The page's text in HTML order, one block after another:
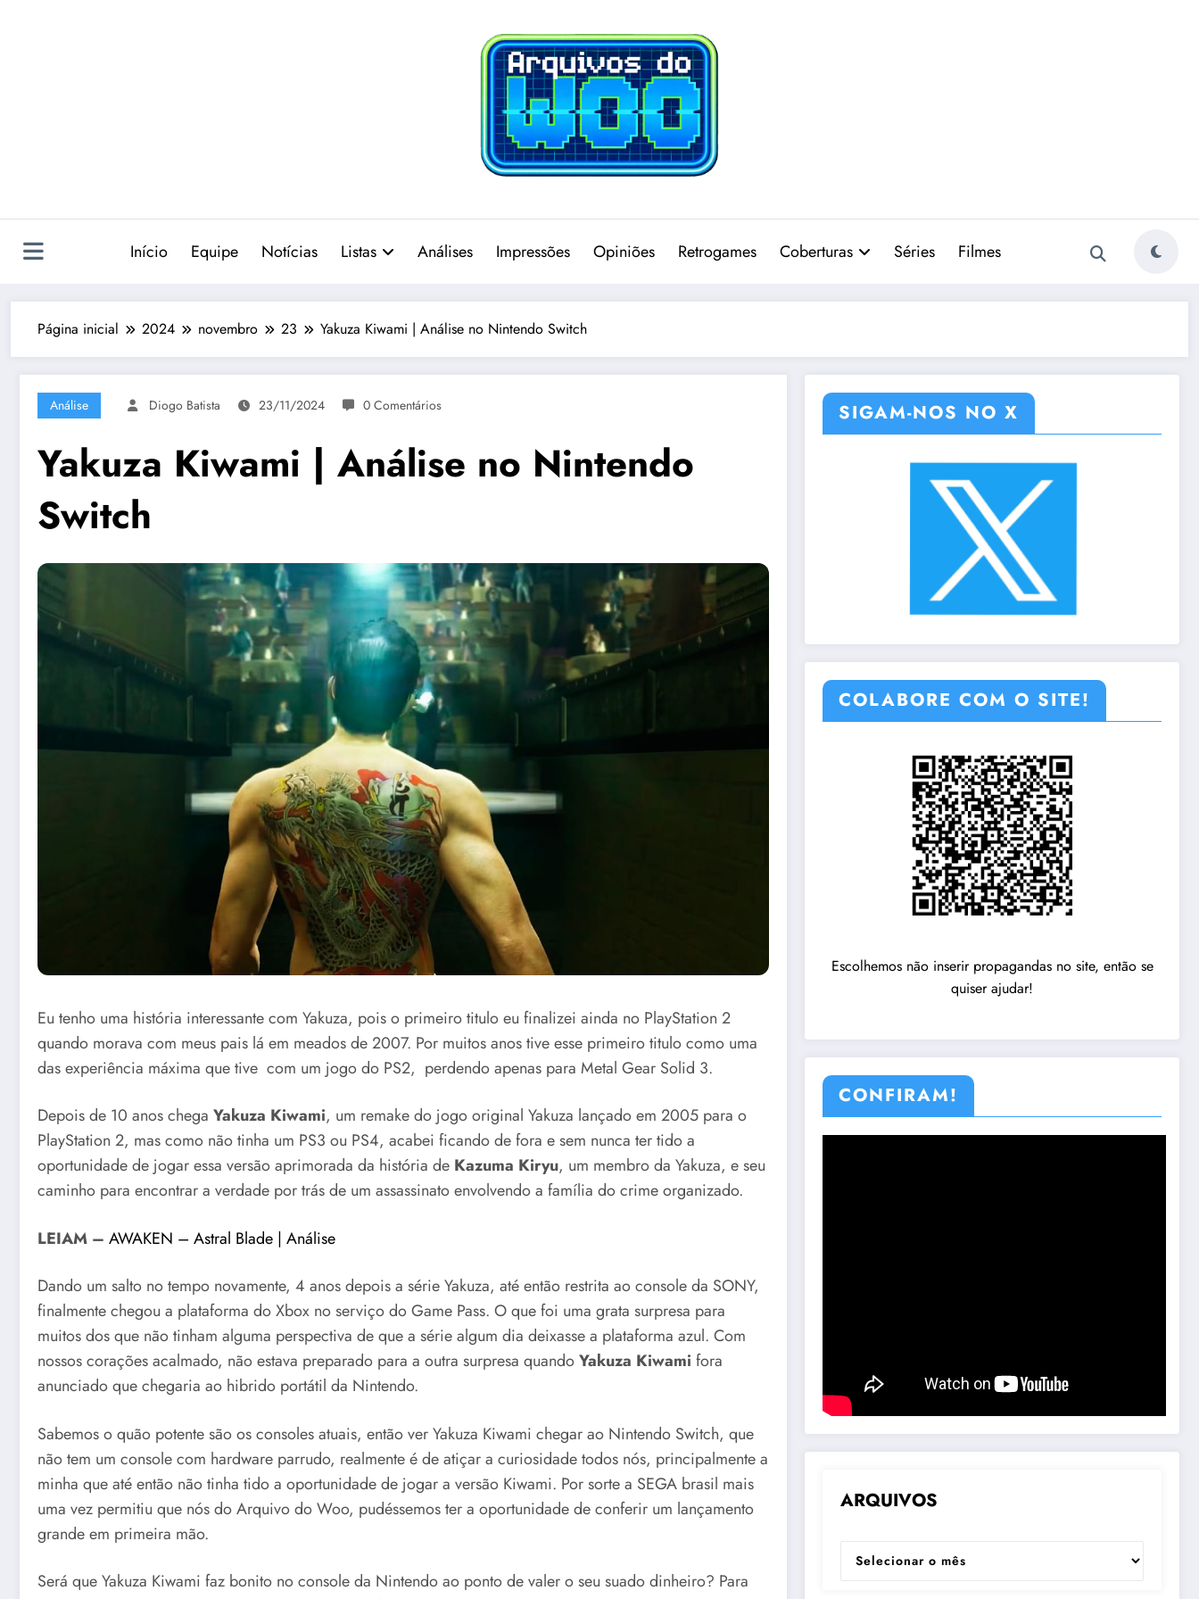
Início Equipe Notícias Listas Análises Impressões Opiniões Retrogames Coberturas Séries Filmes
Página inicial 2024 novembro 23 Yakuza Kiwami | Análise no Nintendo Switch
Análise Diogo Batista 23/11/2024 0 Comentários
Yakuza Kiwami | Análise no Nintendo
Switch
Eu tenho uma história interessante com Yakuza, pois o primeiro titulo eu finalizei ainda no PlayStation 2
quando morava com meus pais lá em meados de 2007. Por muitos anos tive esse primeiro titulo como uma
das experiência máxima que tive com um jogo do PS2, perdendo apenas para Metal Gear Solid 3.
Depois de 10 anos chega Yakuza Kiwami, um remake do jogo original Yakuza lançado em 2005 para o
PlayStation 2, mas como não tinha um PS3 ou PS4, acabei ficando de fora e sem nunca ter tido a
oportunidade de jogar essa versão aprimorada da história de Kazuma Kiryu, um membro da Yakuza, e seu
caminho para encontrar a verdade por trás de um assassinato envolvendo a família do crime organizado.
LEIAM – AWAKEN – Astral Blade | Análise
Dando um salto no tempo novamente, 4 anos depois a série Yakuza, até então restrita ao console da SONY,
finalmente chegou a plataforma do Xbox no serviço do Game Pass. O que foi uma grata surpresa para
muitos dos que não tinham alguma perspectiva de que a série algum dia deixasse a plataforma azul. Com
nossos corações acalmado, não estava preparado para a outra surpresa quandoYakuza Kiwami fora
anunciado que chegaria ao hibrido portátil da Nintendo.
Sabemos o quão potente são os consoles atuais, então ver Yakuza Kiwami chegar ao Nintendo Switch, que
não tem um console com hardware parrudo, realmente é de atiçar a curiosidade todos nós, principalmente a
minha que até então não tinha tido a oportunidade de jogar a versão Kiwami. Por sorte a SEGA brasil mais
uma vez permitiu que nós do Arquivo do Woo, pudéssemos ter a oportunidade de conferir um lançamento
grande em primeira mão.
Será que Yakuza Kiwami faz bonito no console da Nintendo ao ponto de valer o seu suado dinheiro? Para
SIGAM-NOS NO X
COLABORE COM O SITE!
Escolhemos não inserir propagandas no site, então se
quiser ajudar!
CONFIRAM!
ARQUIVOS
ARQUIVOS